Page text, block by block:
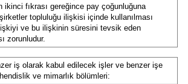
ikinci fıkrası gereğince pay çoğunluğuna
topluluğu ilişkisi içinde kullanılması
ve bu ilişkinin süresini tevsik eden
zorunludur.
iş olarak kabul edilecek işler ve benzer işe
ve mimarlık bölümleri: